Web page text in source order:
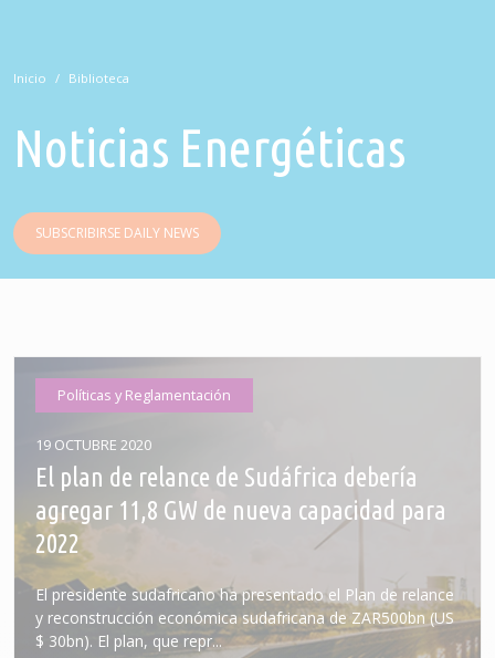
Inicio Biblioteca
Noticias Energéticas
SUBSCRIBIRSE DAILY NEWS
Políticas y Reglamentación
19 OCTUBRE 2020
El plan de relance de Sudáfrica debería
agregar 11,8 GW de nueva capacidad para
2022
El presidente sudafricano ha presentado el Plan de relance
y reconstrucción económica sudafricana de ZAR500bn (US
$ 30bn). El plan, que repr...